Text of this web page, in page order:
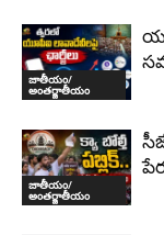
జాతీయం/
అంతర్జాతీయం
జాతీయం/
అంతర్జాతీయం